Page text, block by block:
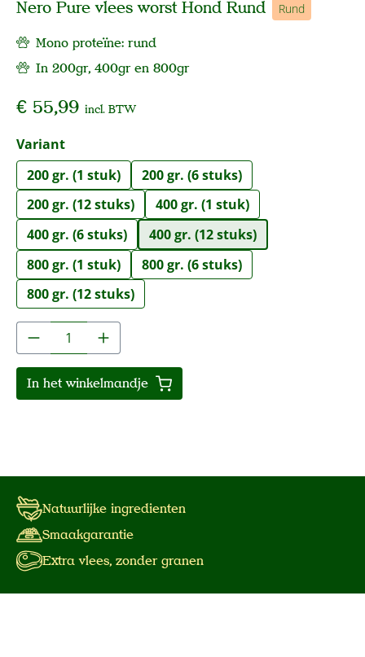
Nero Pure vlees worst Hond Rund Rund
Mono proteïne: rund
In 200gr, 400gr en 800gr
€ 55,99 incl. BTW
Selecteer
Variant
200 gr. (1 stuk)
200 gr. (6 stuks)
200 gr. (12 stuks)
400 gr. (1 stuk)
400 gr. (6 stuks)
400 gr. (12 stuks)
800 gr. (1 stuk)
800 gr. (6 stuks)
800 gr. (12 stuks)
Producthoeveelheid: Voer de gewenste
In het winkelmandje
Natuurlijke ingredienten
Smaakgarantie
Extra vlees, zonder granen